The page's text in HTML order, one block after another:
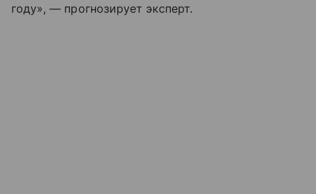
году», — прогнозирует эксперт.